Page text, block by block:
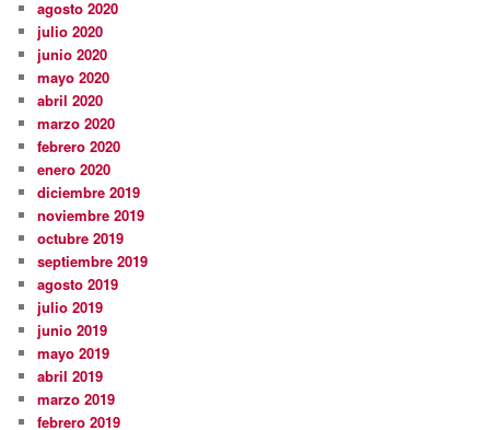
agosto 2020
julio 2020
junio 2020
mayo 2020
abril 2020
marzo 2020
febrero 2020
enero 2020
diciembre 2019
noviembre 2019
octubre 2019
septiembre 2019
agosto 2019
julio 2019
junio 2019
mayo 2019
abril 2019
marzo 2019
febrero 2019